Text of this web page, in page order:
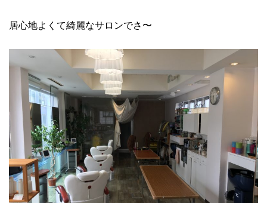
居心地よくて綺麗なサロンでさ〜